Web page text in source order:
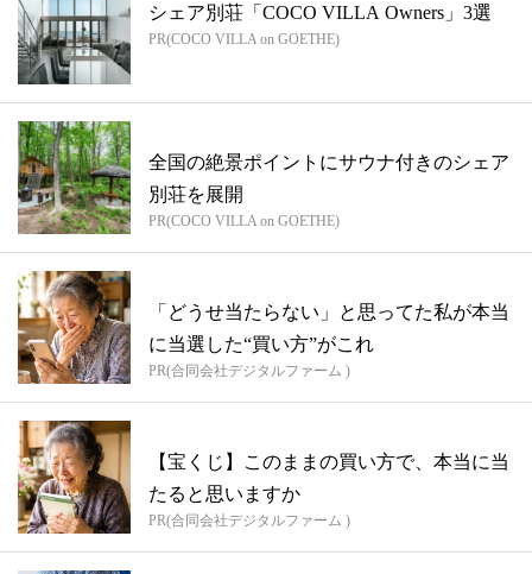
シェア別荘「COCO VILLA Owners」3選
PR(COCO VILLA on GOETHE)
全国の絶景ポイントにサウナ付きのシェア
別荘を展開
PR(COCO VILLA on GOETHE)
「どうせ当たらない」と思ってた私が本当
に当選した“買い方”がこれ
PR(合同会社デジタルファーム )
【宝くじ】このままの買い方で、本当に当
たると思いますか
PR(合同会社デジタルファーム )